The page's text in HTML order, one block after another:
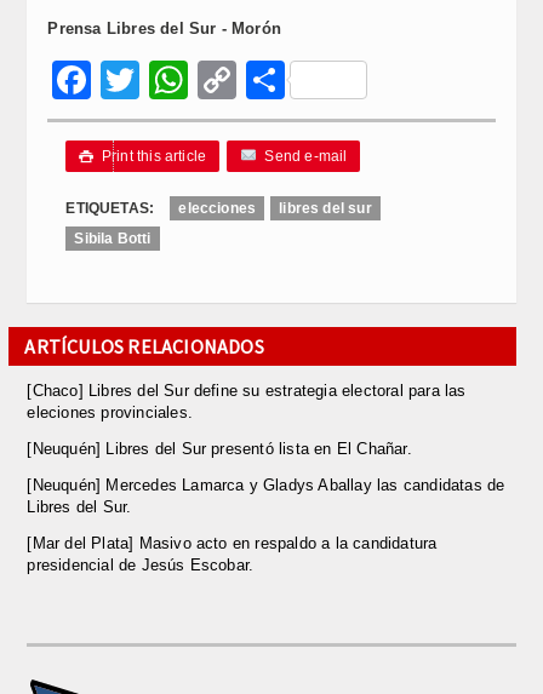
Prensa Libres del Sur - Morón
Facebook
Twitter
WhatsApp
Copy
Link
Compartir
 Print this article Send e-mail
ETIQUETAS: elecciones
libres del sur
Sibila Botti
ARTÍCULOS RELACIONADOS
[Chaco] Libres del Sur define su estrategia electoral para las
eleciones provinciales.
[Neuquén] Libres del Sur presentó lista en El Chañar.
[Neuquén] Mercedes Lamarca y Gladys Aballay las candidatas de
Libres del Sur.
[Mar del Plata] Masivo acto en respaldo a la candidatura
presidencial de Jesús Escobar.